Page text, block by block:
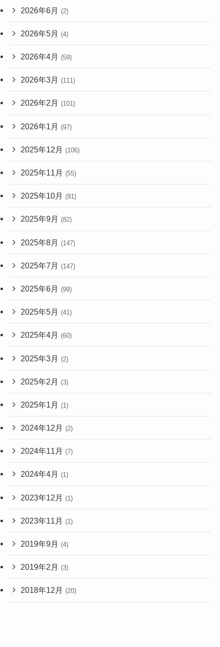
2026年6月 (2)
2026年5月 (4)
2026年4月 (59)
2026年3月 (111)
2026年2月 (101)
2026年1月 (97)
2025年12月 (106)
2025年11月 (55)
2025年10月 (91)
2025年9月 (82)
2025年8月 (147)
2025年7月 (147)
2025年6月 (99)
2025年5月 (41)
2025年4月 (60)
2025年3月 (2)
2025年2月 (3)
2025年1月 (1)
2024年12月 (2)
2024年11月 (7)
2024年4月 (1)
2023年12月 (1)
2023年11月 (1)
2019年9月 (4)
2019年2月 (3)
2018年12月 (20)